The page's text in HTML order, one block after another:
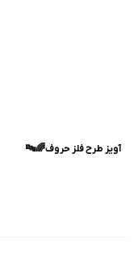
آویز طرح فلز حروف🌈🔤